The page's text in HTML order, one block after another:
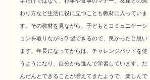
わり方など生活に役に立つことも教材に入っていま
す。その教材を見ながら、子どもとコミュニケーシ
ョンを取りながら学習できるので、良かったと思い
ます。年長になってからは、チャレンジパッドを使
うようになり、自分から進んで学習しています。だ
んだんとできることが増えてきたようで、楽しんで